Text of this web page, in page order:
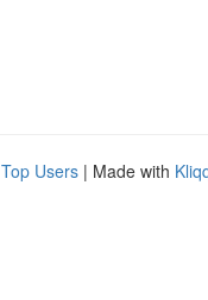
Top Users | Made with